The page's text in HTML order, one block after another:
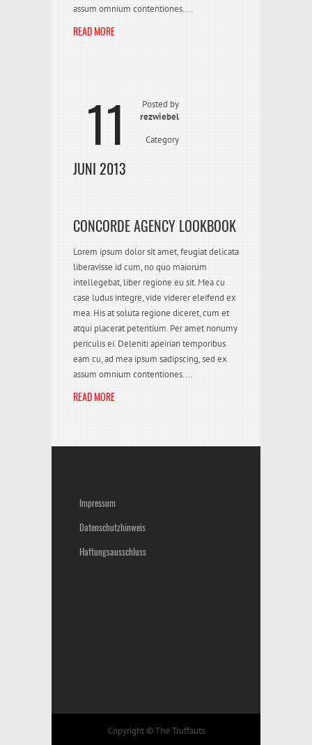
assum omnium contentiones....
READ MORE
11
JUNI 2013
Posted by
rezwiebel
Category
CONCORDE AGENCY LOOKBOOK
Lorem ipsum dolor sit amet, feugiat delicata
liberavisse id cum, no quo maiorum
intellegebat, liber regione eu sit. Mea cu
case ludus integre, vide viderer eleifend ex
mea. His at soluta regione diceret, cum et
atqui placerat petentium. Per amet nonumy
periculis ei. Deleniti apeirian temporibus
eam cu, ad mea ipsum sadipscing, sed ex
assum omnium contentiones....
READ MORE
Impressum
Datenschutzhinweis
Haftungsausschluss
Copyright © The Truffauts